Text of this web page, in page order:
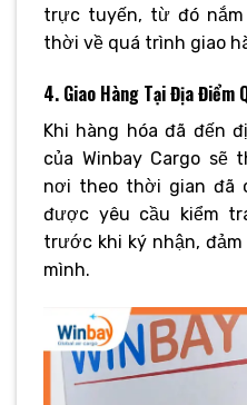
trực tuyến, từ đó
thời về quá trình giao
4. Giao Hàng Tại Địa Điểm
Khi hàng hóa đã đến
của Winbay Cargo sẽ
nơi theo thời gian đã
được yêu cầu kiểm
trước khi ký nhận,
mình.